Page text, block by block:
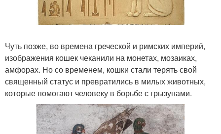
Чуть позже, во времена греческой и римских империй,
изображения кошек чеканили на монетах, мозаиках,
амфорах. Но со временем, кошки стали терять свой
священный статус и превратились в милых животных,
которые помогают человеку в борьбе с грызунами.